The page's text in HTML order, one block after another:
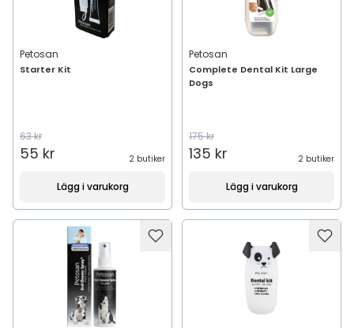
Petosan
Starter Kit
63 kr
55 kr 2 butiker
Lägg i varukorg
Petosan
Complete Dental Kit Large
Dogs
175 kr
135 kr 2 butiker
Lägg i varukorg